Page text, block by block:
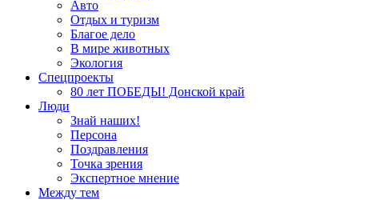
Авто
Отдых и туризм
Благое дело
В мире животных
Экология
Спецпроекты
80 лет ПОБЕДЫ! Донской край
Люди
Знай наших!
Персона
Поздравления
Точка зрения
Экспертное мнение
Между тем